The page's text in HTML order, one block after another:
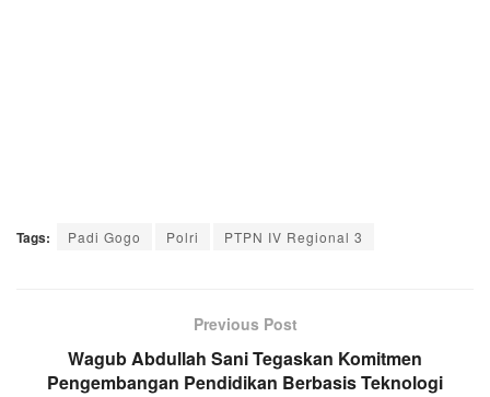
Tags: Padi Gogo Polri PTPN IV Regional 3
Previous Post
Wagub Abdullah Sani Tegaskan Komitmen
Pengembangan Pendidikan Berbasis Teknologi